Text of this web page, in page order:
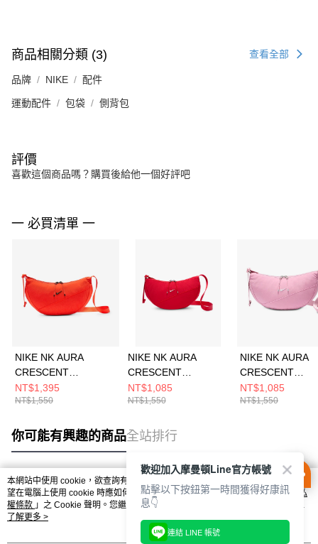
商品相關分類 (3) 查看全部
品牌 NIKE 配件
運動配件 包袋 側背包
評價
喜歡這個商品嗎？購買後給他一個好評吧
一 必買清單 一
NIKE NK AURA
CRESCENT
CROSSBODY 男女 側
背包 HQ4370633
NT$1,395
NT$1,550
NIKE NK AURA
CRESCENT
CROSSBODY 側背包
HQ4370657
NT$1,085
NT$1,550
NIKE NK AURA
CRESCENT
CROSSBODY 側
HQ4370699
NT$1,085
NT$1,550
你可能有興趣的商品全站排行
熱門標籤
本網站中使用 cookie，欲查詢有關本網站使用 cookie 方式之詳情，及若您不希
望在電腦上使用 cookie 時應如何變更電腦的 cookie 設定，請參閱本網站「
隱私
權條款 」之 Cookie 聲明。您繼續使用本網站即表示您同意本公司得按本網站使
用條款之 Cookie 聲明使用 cookie。
了解更多 >
歡迎加入摩曼頓Line官方帳號
點擊以下按鈕第一時間獲得好康訊
息👇
連結 LINE 帳號